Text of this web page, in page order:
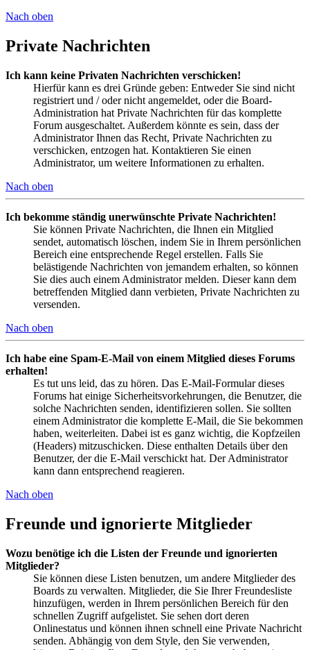
Nach oben
Private Nachrichten
Ich kann keine Privaten Nachrichten verschicken!
Hierfür kann es drei Gründe geben: Entweder Sie sind nicht
registriert und / oder nicht angemeldet, oder die Board-
Administration hat Private Nachrichten für das komplette
Forum ausgeschaltet. Außerdem könnte es sein, dass der
Administrator Ihnen das Recht, Private Nachrichten zu
verschicken, entzogen hat. Kontaktieren Sie einen
Administrator, um weitere Informationen zu erhalten.
Nach oben
Ich bekomme ständig unerwünschte Private Nachrichten!
Sie können Private Nachrichten, die Ihnen ein Mitglied
sendet, automatisch löschen, indem Sie in Ihrem persönlichen
Bereich eine entsprechende Regel erstellen. Falls Sie
belästigende Nachrichten von jemandem erhalten, so können
Sie dies auch einem Administrator melden. Dieser kann dem
betreffenden Mitglied dann verbieten, Private Nachrichten zu
versenden.
Nach oben
Ich habe eine Spam-E-Mail von einem Mitglied dieses Forums
erhalten!
Es tut uns leid, das zu hören. Das E-Mail-Formular dieses
Forums hat einige Sicherheitsvorkehrungen, die Benutzer, die
solche Nachrichten senden, identifizieren sollen. Sie sollten
einem Administrator die komplette E-Mail, die Sie bekommen
haben, weiterleiten. Dabei ist es ganz wichtig, die Kopfzeilen
(Headers) mitzuschicken. Diese enthalten Details über den
Benutzer, der die E-Mail verschickt hat. Der Administrator
kann dann entsprechend reagieren.
Nach oben
Freunde und ignorierte Mitglieder
Wozu benötige ich die Listen der Freunde und ignorierten
Mitglieder?
Sie können diese Listen benutzen, um andere Mitglieder des
Boards zu verwalten. Mitglieder, die Sie Ihrer Freundesliste
hinzufügen, werden in Ihrem persönlichen Bereich für den
schnellen Zugriff aufgelistet. Sie sehen dort deren
Onlinestatus und können ihnen schnell eine Private Nachricht
senden. Abhängig von dem Style, den Sie verwenden,